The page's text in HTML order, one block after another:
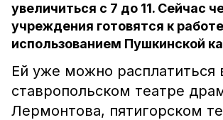
увеличиться с 7 до 11. Сейчас
учреждения готовятся к
использованием Пушкинской
Ей уже можно расплатиться
ставропольском театре
Лермонтова, пятигорском